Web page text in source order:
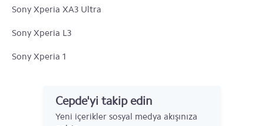
Sony Xperia XA3 Ultra
Sony Xperia L3
Sony Xperia 1
Sony Xperia 10Cepde'yi takip edin
Yeni içerikler sosyal medya akışınıza